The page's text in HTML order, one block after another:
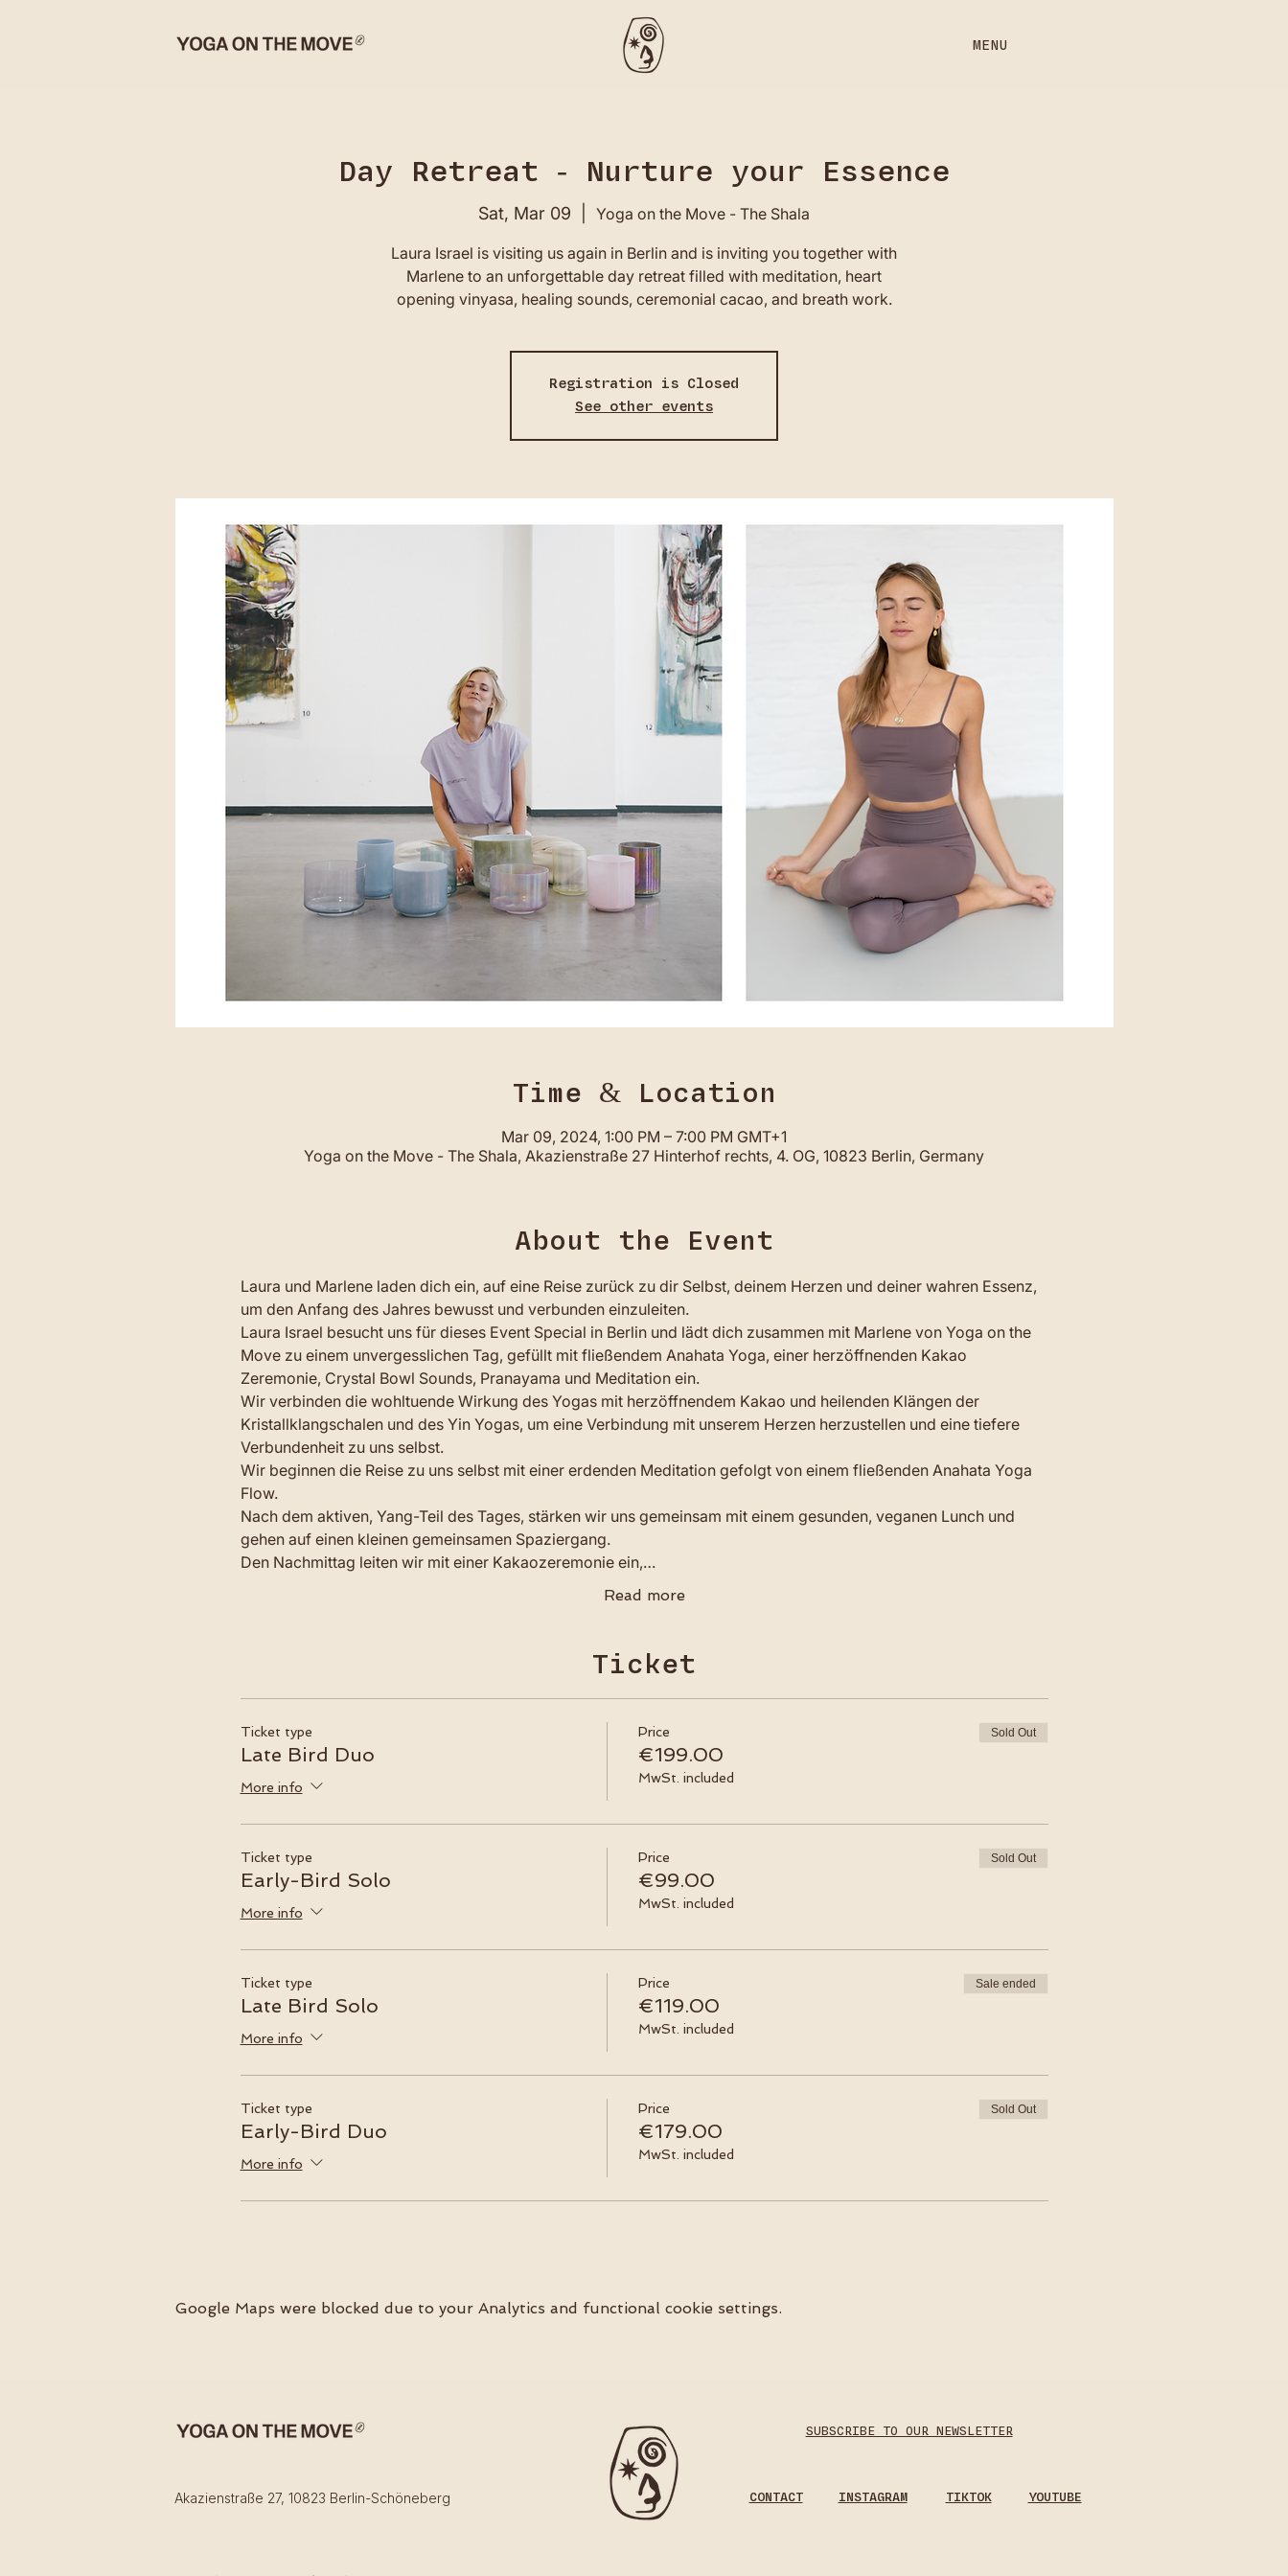
MENU
Day Retreat - Nurture your Essence
Sat, Mar 09 Yoga on the Move - The Shala
Laura Israel is visiting us again in Berlin and is inviting you together with
Marlene to an unforgettable day retreat filled with meditation, heart
opening vinyasa, healing sounds, ceremonial cacao, and breath work.
Registration is Closed
See other events
Time & Location
Mar 09, 2024, 1:00 PM – 7:00 PM GMT+1
Yoga on the Move - The Shala, Akazienstraße 27 Hinterhof rechts, 4. OG, 10823 Berlin, Germany
About the Event
Laura und Marlene laden dich ein, auf eine Reise zurück zu dir Selbst, deinem Herzen und deiner wahren Essenz,
um den Anfang des Jahres bewusst und verbunden einzuleiten.
Laura Israel besucht uns für dieses Event Special in Berlin und lädt dich zusammen mit Marlene von Yoga on the
Move zu einem unvergesslichen Tag, gefüllt mit fließendem Anahata Yoga, einer herzöffnenden Kakao
Zeremonie, Crystal Bowl Sounds, Pranayama und Meditation ein.
Wir verbinden die wohltuende Wirkung des Yogas mit herzöffnendem Kakao und heilenden Klängen der
Kristallklangschalen und des Yin Yogas, um eine Verbindung mit unserem Herzen herzustellen und eine tiefere
Verbundenheit zu uns selbst.
Wir beginnen die Reise zu uns selbst mit einer erdenden Meditation gefolgt von einem fließenden Anahata Yoga
Flow.
Nach dem aktiven, Yang-Teil des Tages, stärken wir uns gemeinsam mit einem gesunden, veganen Lunch und
gehen auf einen kleinen gemeinsamen Spaziergang.
Den Nachmittag leiten wir mit einer Kakaozeremonie ein,…
Read more
Ticket
Ticket type
Late Bird Duo
More info
Price
€199.00
MwSt. included
Sold Out
Ticket type
Early-Bird Solo
More info
Price
€99.00
MwSt. included
Sold Out
Ticket type
Late Bird Solo
More info
Price
€119.00
MwSt. included
Sale ended
Ticket type
Early-Bird Duo
More info
Price
€179.00
MwSt. included
Sold Out
Google Maps were blocked due to your Analytics and functional cookie settings.
Akazienstraße 27, 10823 Berlin-Schöneberg​
SUBSCRIBE TO OUR NEWSLETTER
CONTACT INSTAGRAM TIKTOK YOUTUBE